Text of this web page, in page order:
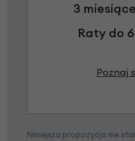
3
Raty do
Poznaj
Niniejsza propozycja nie